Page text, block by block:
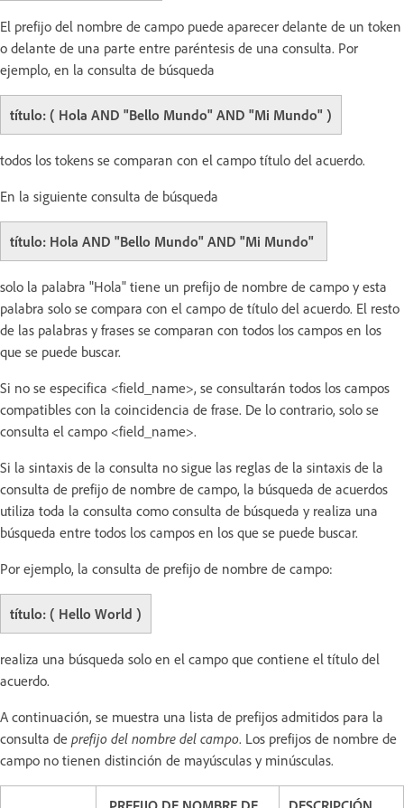
El prefijo del nombre de campo puede aparecer delante de un token
o delante de una parte entre paréntesis de una consulta. Por
ejemplo, en la consulta de búsqueda
título: ( Hola AND "Bello Mundo" AND "Mi Mundo" )
todos los tokens se comparan con el campo título del acuerdo.
En la siguiente consulta de búsqueda
título: Hola AND "Bello Mundo" AND "Mi Mundo"
solo la palabra "Hola" tiene un prefijo de nombre de campo y esta
palabra solo se compara con el campo de título del acuerdo. El resto
de las palabras y frases se comparan con todos los campos en los
que se puede buscar.
Si no se especifica <field_name>, se consultarán todos los campos
compatibles con la coincidencia de frase. De lo contrario, solo se
consulta el campo <field_name>.
Si la sintaxis de la consulta no sigue las reglas de la sintaxis de la
consulta de prefijo de nombre de campo, la búsqueda de acuerdos
utiliza toda la consulta como consulta de búsqueda y realiza una
búsqueda entre todos los campos en los que se puede buscar.
Por ejemplo, la consulta de prefijo de nombre de campo:
título: ( Hello World )
realiza una búsqueda solo en el campo que contiene el título del
acuerdo.
A continuación, se muestra una lista de prefijos admitidos para la
consulta de prefijo del nombre del campo. Los prefijos de nombre de
campo no tienen distinción de mayúsculas y minúsculas.